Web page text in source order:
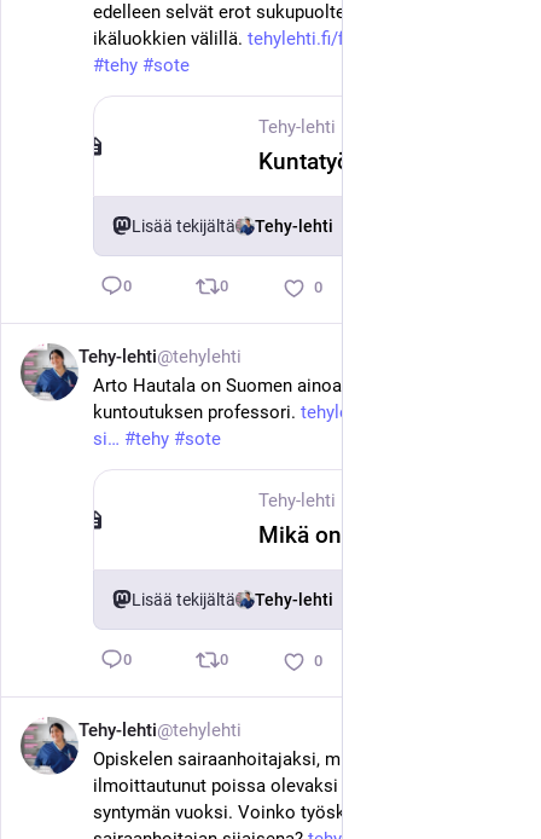
edelleen selvät erot sukupuolten, ammattiryhmien ja
ikäluokkien välillä. tehylehti.fi/fi/uutinen/kuntat
#tehy #sote
Tehy-lehti
Lisää tekijältä Tehy-lehti
0 0 0
Tehy-lehti@tehylehti
Arto Hautala on Suomen ainoa fysioterapian ja
kuntoutuksen professori. tehylehti.fi/fi/toissa/mika-
si
#tehy #sote
Tehy-lehti
Lisää tekijältä Tehy-lehti
0 0 0
Tehy-lehti@tehylehti
Opiskelen sairaanhoitajaksi, mutta olen
ilmoittautunut poissa olevaksi opiskelijaksi lapsen
syntymän vuoksi. Voinko työskennellä